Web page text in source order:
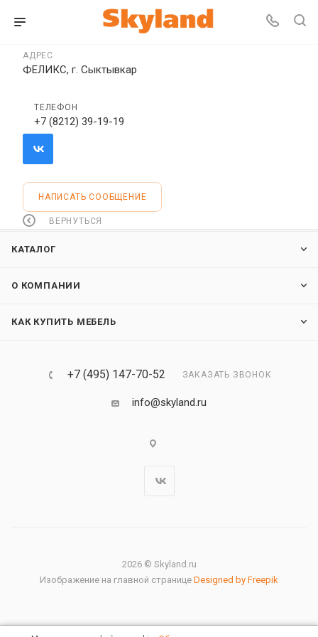
АДРЕС
ФЕЛИКС, г. Сыктывкар
ТЕЛЕФОН
+7 (8212) 39-19-19
НАПИСАТЬ СООБЩЕНИЕ
ВЕРНУТЬСЯ
КАТАЛОГ
О КОМПАНИИ
КАК КУПИТЬ МЕБЕЛЬ
+7 (495) 147-70-52 ЗАКАЗАТЬ ЗВОНОК
info@skyland.ru
2026 © Skyland.ru
Изображение на главной странице Designed by Freepik